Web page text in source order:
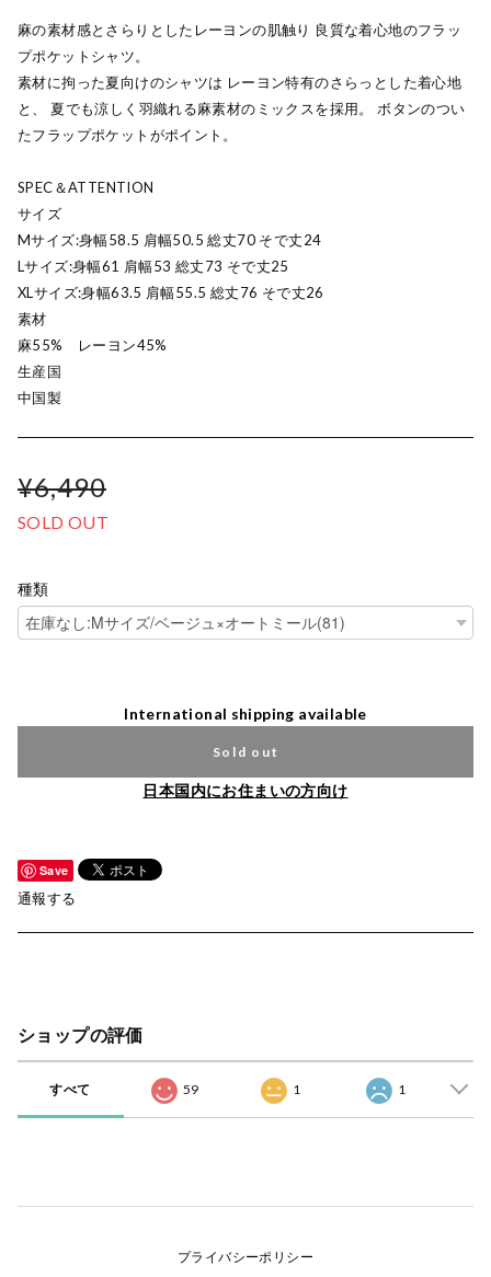
麻の素材感とさらりとしたレーヨンの肌触り 良質な着心地のフラッ
プポケットシャツ。
素材に拘った夏向けのシャツは レーヨン特有のさらっとした着心地
と、 夏でも涼しく羽織れる麻素材のミックスを採用。 ボタンのつい
たフラップポケットがポイント。
SPEC＆ATTENTION
サイズ
Mサイズ:身幅58.5 肩幅50.5 総丈70 そで丈24
Lサイズ:身幅61 肩幅53 総丈73 そで丈25
XLサイズ:身幅63.5 肩幅55.5 総丈76 そで丈26
素材
麻55% レーヨン45%
生産国
中国製
¥6,490
SOLD OUT
種類
International shipping available
Sold out
日本国内にお住まいの方向け
Save
通報する
ショップの評価
すべて 59 1 1
プライバシーポリシー